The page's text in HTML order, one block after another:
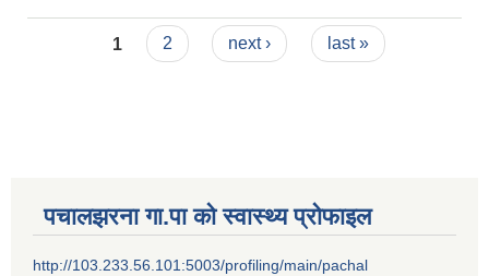
Pages
1 2 next › last »
पचालझरना गा.पा को स्वास्थ्य प्रोफाइल
http://103.233.56.101:5003/profiling/main/pachal